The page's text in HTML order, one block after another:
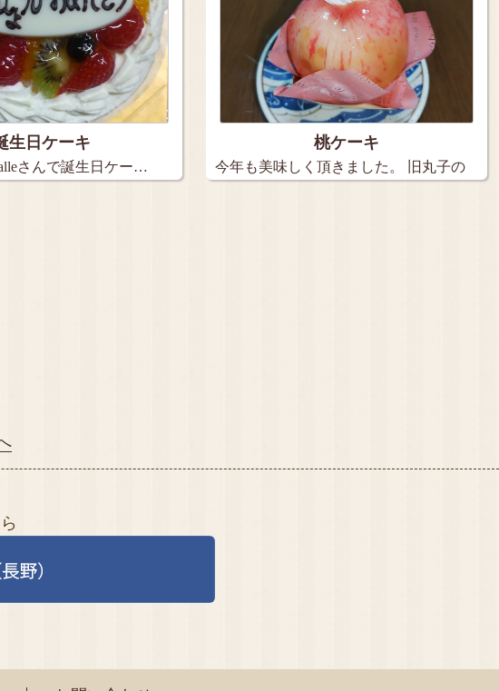
生日ケーキ
さんで誕生日ケー…
桃ケーキ
今年も美味しく頂きました。 旧丸子の